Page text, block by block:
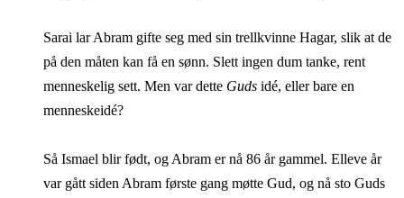
Sarai lar Abram gifte seg med sin trellkvinne Hagar, slik at de
på den måten kan få en sønn. Slett ingen dum tanke, rent
menneskelig sett. Men var dette Guds idé, eller bare en
menneskeidé?
Så Ismael blir født, og Abram er nå 86 år gammel. Elleve år
var gått siden Abram første gang møtte Gud, og nå sto Guds